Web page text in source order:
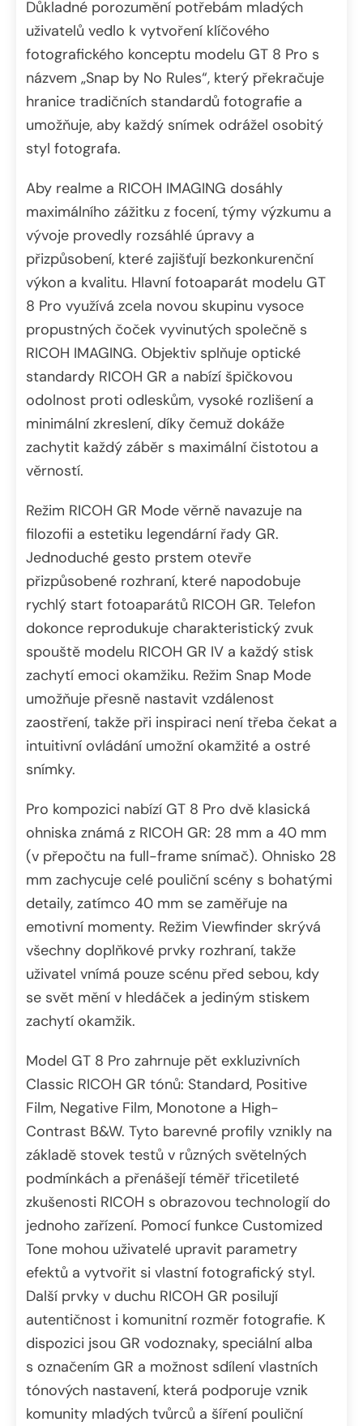
Důkladné porozumění potřebám mladých
uživatelů vedlo k vytvoření klíčového
fotografického konceptu modelu GT 8 Pro s
názvem „Snap by No Rules“, který překračuje
hranice tradičních standardů fotografie a
umožňuje, aby každý snímek odrážel osobitý
styl fotografa.
Aby realme a RICOH IMAGING dosáhly
maximálního zážitku z focení, týmy výzkumu a
vývoje provedly rozsáhlé úpravy a
přizpůsobení, které zajišťují bezkonkurenční
výkon a kvalitu. Hlavní fotoaparát modelu GT
8 Pro využívá zcela novou skupinu vysoce
propustných čoček vyvinutých společně s
RICOH IMAGING. Objektiv splňuje optické
standardy RICOH GR a nabízí špičkovou
odolnost proti odleskům, vysoké rozlišení a
minimální zkreslení, díky čemuž dokáže
zachytit každý záběr s maximální čistotou a
věrností.
Režim RICOH GR Mode věrně navazuje na
filozofii a estetiku legendární řady GR.
Jednoduché gesto prstem otevře
přizpůsobené rozhraní, které napodobuje
rychlý start fotoaparátů RICOH GR. Telefon
dokonce reprodukuje charakteristický zvuk
spouště modelu RICOH GR IV a každý stisk
zachytí emoci okamžiku. Režim Snap Mode
umožňuje přesně nastavit vzdálenost
zaostření, takže při inspiraci není třeba čekat a
intuitivní ovládání umožní okamžité a ostré
snímky.
Pro kompozici nabízí GT 8 Pro dvě klasická
ohniska známá z RICOH GR: 28 mm a 40 mm
(v přepočtu na full-frame snímač). Ohnisko 28
mm zachycuje celé pouliční scény s bohatými
detaily, zatímco 40 mm se zaměřuje na
emotivní momenty. Režim Viewfinder skrývá
všechny doplňkové prvky rozhraní, takže
uživatel vnímá pouze scénu před sebou, kdy
se svět mění v hledáček a jediným stiskem
zachytí okamžik.
Model GT 8 Pro zahrnuje pět exkluzivních
Classic RICOH GR tónů: Standard, Positive
Film, Negative Film, Monotone a High-
Contrast B&W. Tyto barevné profily vznikly na
základě stovek testů v různých světelných
podmínkách a přenášejí téměř třicetileté
zkušenosti RICOH s obrazovou technologií do
jednoho zařízení. Pomocí funkce Customized
Tone mohou uživatelé upravit parametry
efektů a vytvořit si vlastní fotografický styl.
Další prvky v duchu RICOH GR posilují
autentičnost i komunitní rozměr fotografie. K
dispozici jsou GR vodoznaky, speciální alba
s označením GR a možnost sdílení vlastních
tónových nastavení, která podporuje vznik
komunity mladých tvůrců a šíření pouliční